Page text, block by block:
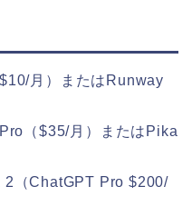
月）またはRunway
（$35/月）またはPika
2（ChatGPT Pro $200/